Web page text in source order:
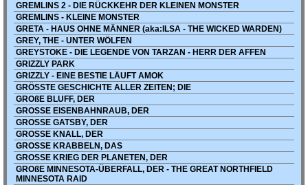
GREMLINS 2 - DIE RÜCKKEHR DER KLEINEN MONSTER
GREMLINS - KLEINE MONSTER
GRETA - HAUS OHNE MÄNNER (aka:ILSA - THE WICKED WARDEN)
GREY, THE - UNTER WÖLFEN
GREYSTOKE - DIE LEGENDE VON TARZAN - HERR DER AFFEN
GRIZZLY PARK
GRIZZLY - EINE BESTIE LÄUFT AMOK
GRÖSSTE GESCHICHTE ALLER ZEITEN; DIE
GROßE BLUFF, DER
GROSSE EISENBAHNRAUB, DER
GROSSE GATSBY, DER
GROSSE KNALL, DER
GROSSE KRABBELN, DAS
GROSSE KRIEG DER PLANETEN, DER
GROßE MINNESOTA-ÜBERFALL, DER - THE GREAT NORTHFIELD
MINNESOTA RAID